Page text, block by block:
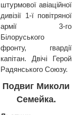
штурмової авіаційної
дивізії 1-ї повітряної
армії 3-го
Білоруського
фронту, гвардії
капітан. Двічі Герой
Радянського Союзу.
Подвиг Миколи
Семейка.